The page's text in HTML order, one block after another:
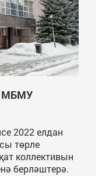
МБМУ
2022 елдан
төрле
коллективын
берләштерә.